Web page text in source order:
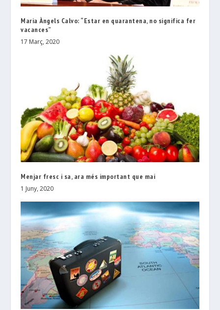
Maria Àngels Calvo: “Estar en quarantena, no significa fer
vacances”
17 Març, 2020
Menjar fresc i sa, ara més important que mai
1 Juny, 2020